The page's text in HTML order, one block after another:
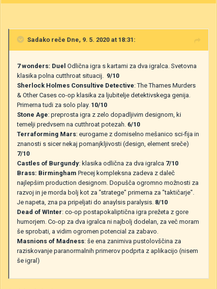
Sadako reče Dne, 9. 5. 2020 at 18:31:
7 wonders: Duel Odlična igra s kartami za dva igralca. Svetovna
klasika polna cutthroat situacij. 9/10
Sherlock Holmes Consultive Detective: The Thames Murders
& Other Cases co-op klasika za ljubitelje detektivskega genija.
Primerna tudi za solo play. 10/10
Stone Age: preprosta igra z zelo dopadljivim designom, ki
temelji predvsem na cutthroat potezah. 6/10
Terraforming Mars: eurogame z domiselno mešanico sci-fija in
znanosti s sicer nekaj pomanjkljivosti (design, element sreče)
7/10
Castles of Burgundy: klasika odlična za dva igralca 7/10
Brass: Birmingham Precej kompleksna zadeva z daleč
najlepšim production designom. Dopušča ogromno možnosti za
razvoj in je morda bolj kot za "stratege" primerna za "taktičarje".
Je napeta, zna pa pripeljati do anaylsis paralysis. 8/10
Dead of WInter: co-op postapokaliptična igra prežeta z gore
humorjem. Co-op za dva igralca ni najbolj dodelan, za več moram
še sprobati, a vidim ogromen potencial za zabavo.
Masnions of Madness: še ena zanimiva pustolovščina za
raziskovanje paranormalnih primerov podprta z aplikacijo (nisem
še igral)